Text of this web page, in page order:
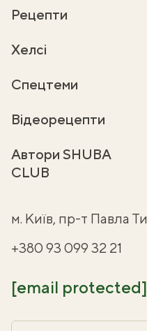
Рецепти
Хелсі
Спецтеми
Відеорецепти
Автори SHUBA
CLUB
м. Київ, пр-т Павла
+380 93 099 32 21
[email protected]